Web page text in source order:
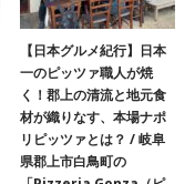
【日本グルメ紀行】日本
一のピッツァ職人が焼
く！郡上の清流と地元食
材が織りなす、本場ナポ
リピッツァとは？ / 岐阜
県郡上市白鳥町の